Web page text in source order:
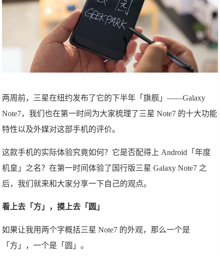
两周前，三星在纽约发布了它的下半年「旗舰」——Galaxy
Note7，我们也在第一时间为大家梳理了三星 Note7 的十大功能
特性以及外媒对这部手机的评价。
这款手机的实际体验究竟如何？它是否配得上 Android「年度
机皇」之名？在第一时间体验了国行版三星 Galaxy Note7 之
后，我们就来和大家分享一下自己的观点。
看上去「方」，摸上去「圆」
如果让我用两个字概括三星 Note7 的外观，那么一个是
「方」，一个是「圆」。